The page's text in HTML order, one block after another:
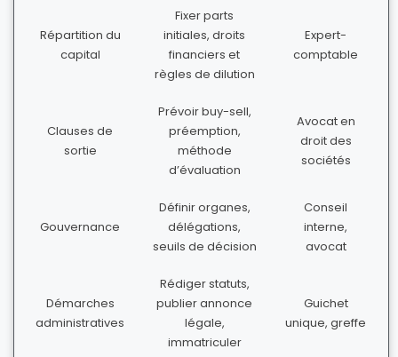
Répartition du
capital
Fixer parts
initiales, droits
financiers et
règles de dilution
Expert-
comptable
Clauses de
sortie
Prévoir buy-sell,
préemption,
méthode
d’évaluation
Avocat en
droit des
sociétés
Gouvernance
Définir organes,
délégations,
seuils de décision
Conseil
interne,
avocat
Démarches
administratives
Rédiger statuts,
publier annonce
légale,
immatriculer
Guichet
unique, greffe